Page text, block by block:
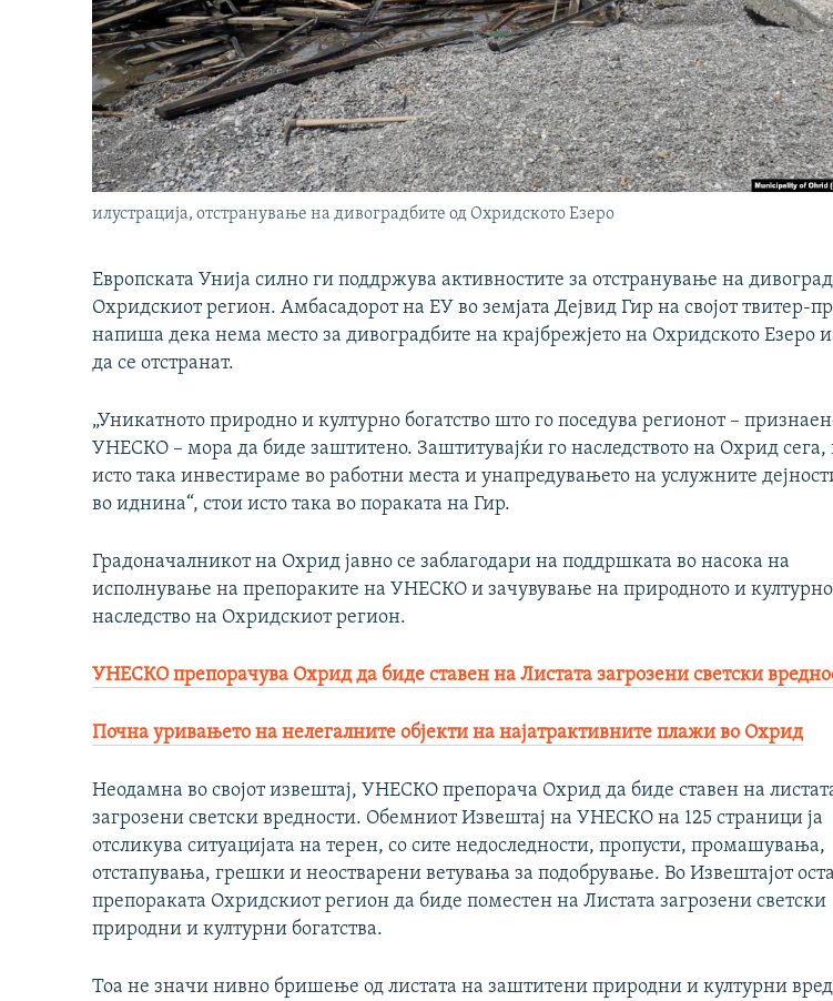
илустрација, отстранување на дивоградбите од Охридското Езеро
Европската Унија силно ги поддржува активностите за отстранување на
Охридскиот регион. Амбасадорот на ЕУ во земјата Дејвид Гир на својот твитер-
напиша дека нема место за дивоградбите на крајбрежјето на Охридското Езеро и
да се отстранат.
„Уникатното природно и културно богатство што го поседува регионот –
УНЕСКО – мора да биде заштитено. Заштитувајќи го наследството на Охрид сега,
исто така инвестираме во работни места и унапредувањето на услужните
во иднина“, стои исто така во пораката на Гир.
Градоначалникот на Охрид јавно се заблагодари на поддршката во насока на
исполнување на препораките на УНЕСКО и зачувување на природното и
наследство на Охридскиот регион.
УНЕСКО препорачува Охрид да биде ставен на Листата загрозени светски
Почна уривањето на нелегалните објекти на најатрактивните плажи во Охрид
Неодамна во својот извештај, УНЕСКО препорача Охрид да биде ставен на
загрозени светски вредности. Обемниот Извештај на УНЕСКО на 125 страници ја
отсликува ситуацијата на терен, со сите недоследности, пропусти, промашувања,
отстапувања, грешки и неостварени ветувања за подобрување. Во Извештајот
препораката Охридскиот регион да биде поместен на Листата загрозени светски
природни и културни богатства.
Тоа не значи нивно бришење од листата на заштитени природни и културни